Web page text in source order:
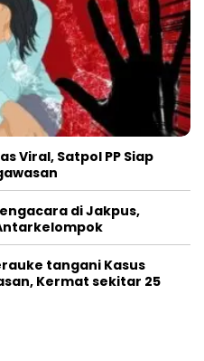
Viral, Satpol PP Siap
di Jakpus,
tangani Kasus
Kermat sekitar 25